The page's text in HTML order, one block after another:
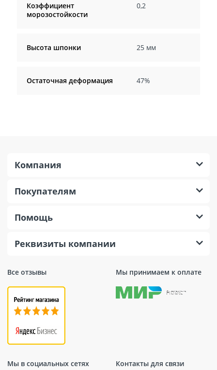
Коэффициент
морозостойкости
0,2
Высота шпонки 25 мм
Остаточная деформация 47%
Все отзывы Мы принимаем к оплате
Мы в социальных сетях Контакты для связи
Компания
Покупателям
Помощь
Реквизиты компании